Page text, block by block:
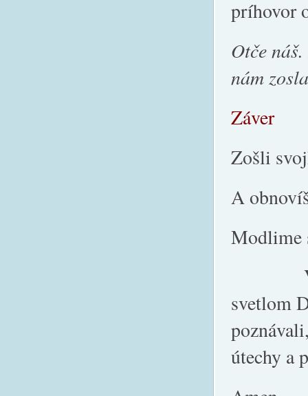
príhovor
Otče
nám
Záver
Zošli
A
Modlime
Večný
svetlom
útechy a